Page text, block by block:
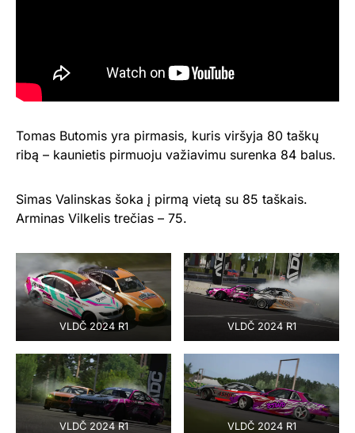
Tomas Butomis yra pirmasis, kuris viršyja 80 taškų
ribą – kaunietis pirmuoju važiavimu surenka 84 balus.
Simas Valinskas šoka į pirmą vietą su 85 taškais.
Arminas Vilkelis trečias – 75.
VLDČ 2024 R1 VLDČ 2024 R1
VLDČ 2024 R1 VLDČ 2024 R1